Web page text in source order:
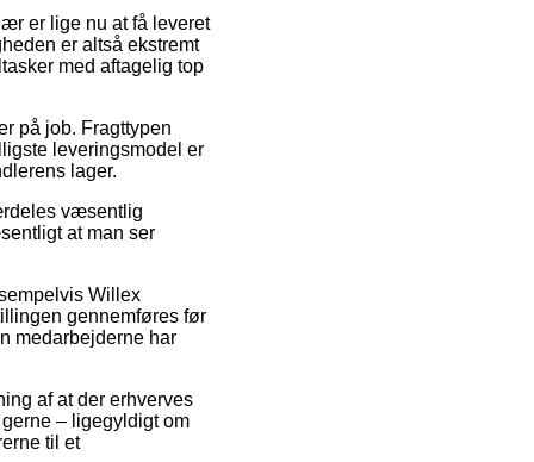
er lige nu at få leveret
er altså ekstremt
med aftagelig top
på job. Fragttypen
leveringsmodel er
lager.
væsentlig
at man ser
Willex
gennemføres før
medarbejderne har
af at der erhverves
– ligegyldigt om
til et